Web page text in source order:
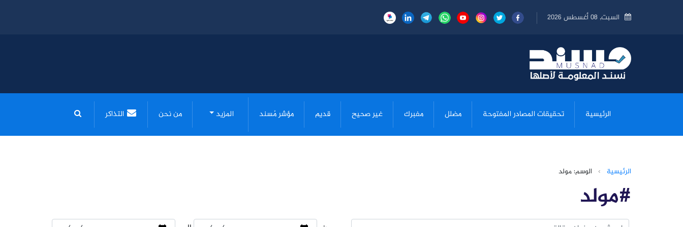
السبت, 08 أغسطس 2026
الرئيسية تحقيقات المصادر المفتوحة مضلل مفبرك غير صحيح قديم مؤشر مُسند المزيد من نحن التذاكر
الرئيسية › الوسم: مولد
#مولد